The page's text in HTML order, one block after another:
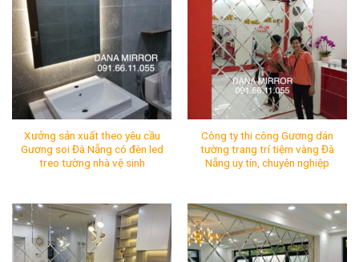
Tình Trạng: Còn hàng
Tình Trạng:Còn hàng
Mã SP:
Tình Trạng: Còn hàng
Xưởng sản xuất theo yêu cầu
Gương soi Đà Nẵng có đèn led
treo tường nhà vệ sinh
Mã SP:
Tình Trạng:Còn hàng
Công ty thi công Gương dán
tường trang trí tiệm vàng Đà
Nẵng uy tín, chuyên nghiệp